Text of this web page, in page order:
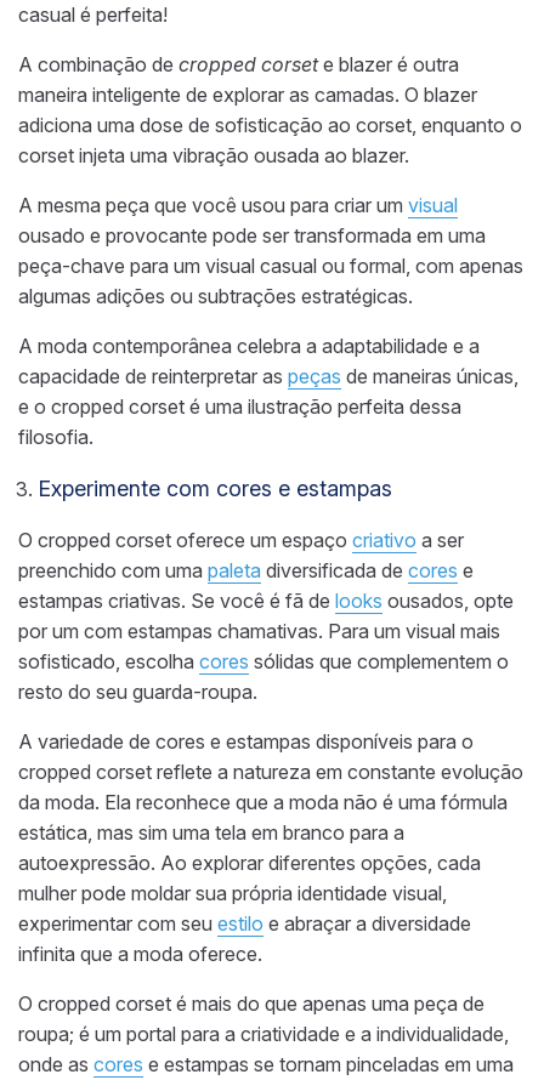
casual é perfeita!
A combinação de cropped corsete blazer é outra
maneira inteligente de explorar as camadas. O blazer
adiciona uma dose de sofisticação ao corset, enquanto o
corset injeta uma vibração ousada ao blazer.
A mesma peça que você usou para criar um visual
ousado e provocante pode ser transformada em uma
peça-chave para um visual casual ou formal, com apenas
algumas adições ou subtrações estratégicas.
A moda contemporânea celebra a adaptabilidade e a
capacidade de reinterpretar as peças de maneiras únicas,
e o cropped corset é uma ilustração perfeita dessa
filosofia.
Experimente com cores e estampas
O cropped corset oferece um espaço criativo a ser
preenchido com uma paleta diversificada de cores e
estampas criativas. Se você é fã de looks ousados, opte
por um com estampas chamativas. Para um visual mais
sofisticado, escolha cores sólidas que complementem o
resto do seu guarda-roupa.
A variedade de cores e estampas disponíveis para o
cropped corset reflete a natureza em constante evolução
da moda. Ela reconhece que a moda não é uma fórmula
estática, mas sim uma tela em branco para a
autoexpressão. Ao explorar diferentes opções, cada
mulher pode moldar sua própria identidade visual,
experimentar com seu estilo e abraçar a diversidade
infinita que a moda oferece.
O cropped corset é mais do que apenas uma peça de
roupa; é um portal para a criatividade e a individualidade,
onde as cores e estampas se tornam pinceladas em uma